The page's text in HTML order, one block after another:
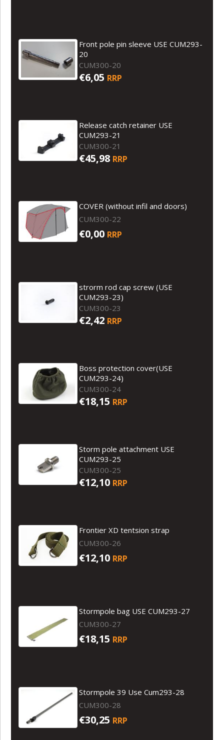
Front pole pin sleeve USE CUM293-
20
CUM300-20
€6,05 RRP
Release catch retainer USE
CUM293-21
CUM300-21
€45,98 RRP
COVER (without infil and doors)
CUM300-22
€0,00 RRP
strorm rod cap screw (USE
CUM293-23)
CUM300-23
€2,42 RRP
Boss protection cover(USE
CUM293-24)
CUM300-24
€18,15 RRP
Storm pole attachment USE
CUM293-25
CUM300-25
€12,10 RRP
Frontier XD tentsion strap
CUM300-26
€12,10 RRP
Stormpole bag USE CUM293-27
CUM300-27
€18,15 RRP
Stormpole 39 Use Cum293-28
CUM300-28
€30,25 RRP